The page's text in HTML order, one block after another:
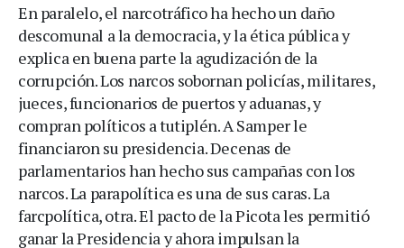
En paralelo, el narcotráfico ha hecho un daño
descomunal a la democracia, y la ética pública y
explica en buena parte la agudización de la
corrupción. Los narcos sobornan policías, militares,
jueces, funcionarios de puertos y aduanas, y
compran políticos a tutiplén. A Samper le
financiaron su presidencia. Decenas de
parlamentarios han hecho sus campañas con los
narcos. La parapolítica es una de sus caras. La
farcpolítica, otra. El pacto de la Picota les permitió
ganar la Presidencia y ahora impulsan la